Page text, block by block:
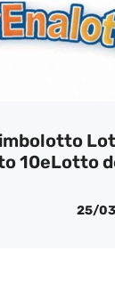
10eLotto
25/